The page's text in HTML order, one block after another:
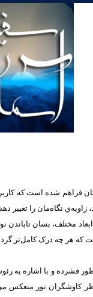
شده است که
زاویه‌ي نگاه‌مان را
ابعاد مختلف، بسان
كه هر چه درک‌ کامل‌تر
فشرده و با اشاره به
کاوشگران نور منعکس